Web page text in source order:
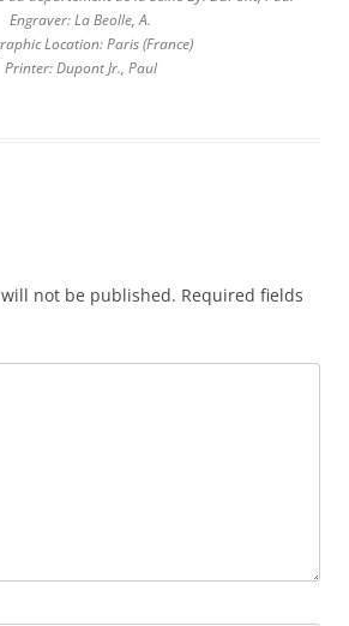
Engraver: La Beolle, A.
Location: Paris (France)
Printer: Dupont Jr., Paul
not be published. Required fields